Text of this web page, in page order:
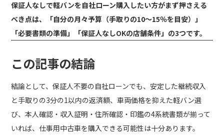
保証人なしで軽バンを自社ローン購入したい方がまず押さえる
べき点は、「自分の月々予算（手取りの10〜15％を目安）」
「必要書類の準備」「保証人なしOKの店舗条件」の3つです。
この記事の結論
結論として、保証人不要の自社ローンでも、安定した継続収入
と手取りの3分の1以内の返済額、車両価格を抑えた軽バン選
び、本人確認・収入証明・住所確認・印鑑の4系統書類が揃って
いれば、仕事用中古車を購入できる可能性は十分あります。